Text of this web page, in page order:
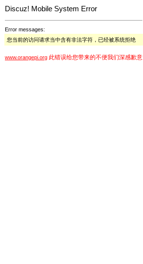
Discuz! Mobile System Error
Error messages:
您当前的访问请求当中含有非法字符，已经被系统拒绝
www.orangepi.org 此错误给您带来的不便我们深感歉意